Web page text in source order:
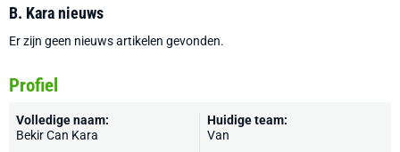
B. Kara nieuws
Er zijn geen nieuws artikelen gevonden.
Profiel
Volledige naam:
Bekir Can Kara
Huidige team:
Van